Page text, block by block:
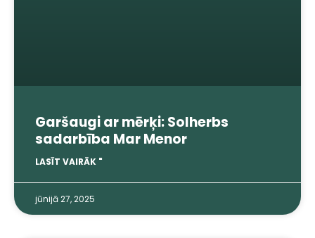
Garšaugi ar mērķi: Solherbs
sadarbība Mar Menor
LASĪT VAIRĀK "
jūnijā 27, 2025